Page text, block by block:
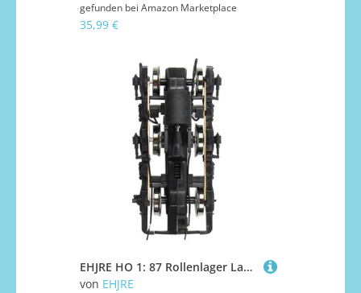
gefunden bei Amazon Marketplace
35,99 €
EHJRE HO 1: 87 Rollenlager Lastwagen Ersatz Frühling Drehspiel
von EHJRE